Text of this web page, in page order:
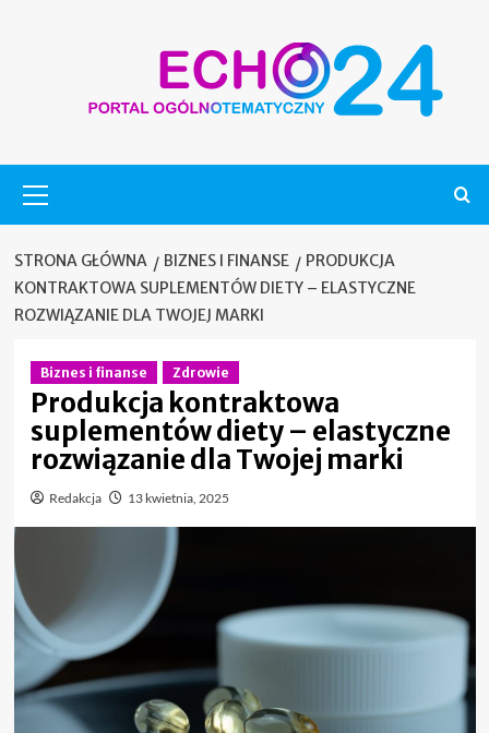
główne
STRONA GŁÓWNA BIZNES I FINANSE
PRODUKCJA
KONTRAKTOWA SUPLEMENTÓW DIETY – ELASTYCZNE
ROZWIĄZANIE DLA TWOJEJ MARKI
Biznes i finanse Zdrowie
Produkcja kontraktowa
suplementów diety – elastyczne
rozwiązanie dla Twojej marki
Redakcja 13 kwietnia, 2025